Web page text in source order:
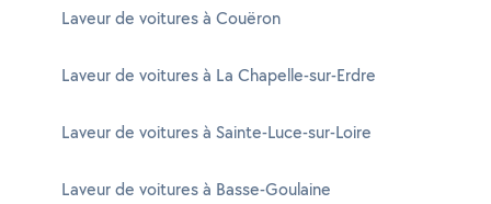
Laveur de voitures à Couëron
Laveur de voitures à La Chapelle-sur-Erdre
Laveur de voitures à Sainte-Luce-sur-Loire
Laveur de voitures à Basse-Goulaine